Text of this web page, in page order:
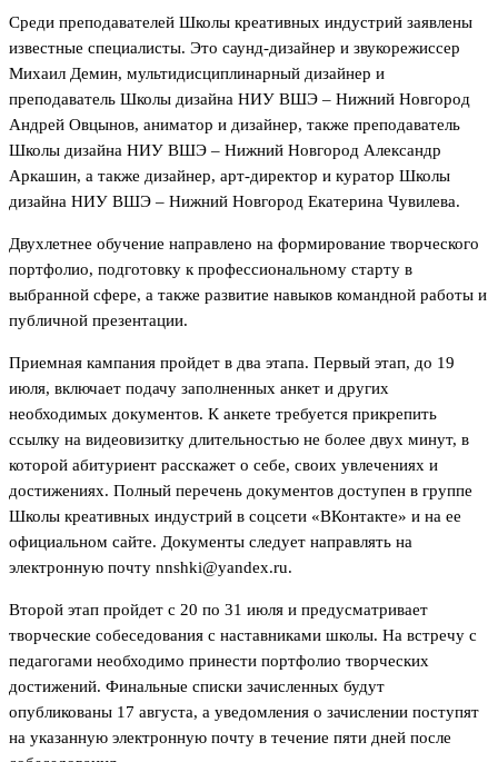
Среди преподавателей Школы креативных индустрий заявлены
известные специалисты. Это саунд-дизайнер и звукорежиссер
Михаил Демин, мультидисциплинарный дизайнер и
преподаватель Школы дизайна НИУ ВШЭ – Нижний Новгород
Андрей Овцынов, аниматор и дизайнер, также преподаватель
Школы дизайна НИУ ВШЭ – Нижний Новгород Александр
Аркашин, а также дизайнер, арт-директор и куратор Школы
дизайна НИУ ВШЭ – Нижний Новгород Екатерина Чувилева.
Двухлетнее обучение направлено на формирование творческого
портфолио, подготовку к профессиональному старту в
выбранной сфере, а также развитие навыков командной работы и
публичной презентации.
Приемная кампания пройдет в два этапа. Первый этап, до 19
июля, включает подачу заполненных анкет и других
необходимых документов. К анкете требуется прикрепить
ссылку на видеовизитку длительностью не более двух минут, в
которой абитуриент расскажет о себе, своих увлечениях и
достижениях. Полный перечень документов доступен в группе
Школы креативных индустрий в соцсети «ВКонтакте» и на ее
официальном сайте. Документы следует направлять на
электронную почту nnshki@yandex.ru.
Второй этап пройдет с 20 по 31 июля и предусматривает
творческие собеседования с наставниками школы. На встречу с
педагогами необходимо принести портфолио творческих
достижений. Финальные списки зачисленных будут
опубликованы 17 августа, а уведомления о зачислении поступят
на указанную электронную почту в течение пяти дней после